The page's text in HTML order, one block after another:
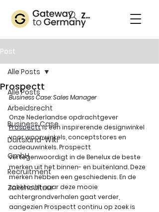
Zoeken
Post
Alle Posts
Arbeidsrecht
Business Case
Duitsland-Wiki
GmbH
Recruitment
Zakencultuur
Alle Posts
Prospectt
Business Case: Sales Manager
Onze Nederlandse opdrachtgever
Prospecttis een inspirerende designwinkel
voor woonwinkels, conceptstores en
cadeauwinkels. Prospectt
vertegenwoordigt in de Benelux de beste
merken uit het binnen- en buitenland. Deze
merken hebben een geschiedenis. En de
zoektocht naar deze mooie
achtergrondverhalen gaat verder,
aangezien Prospectt continu op zoek is